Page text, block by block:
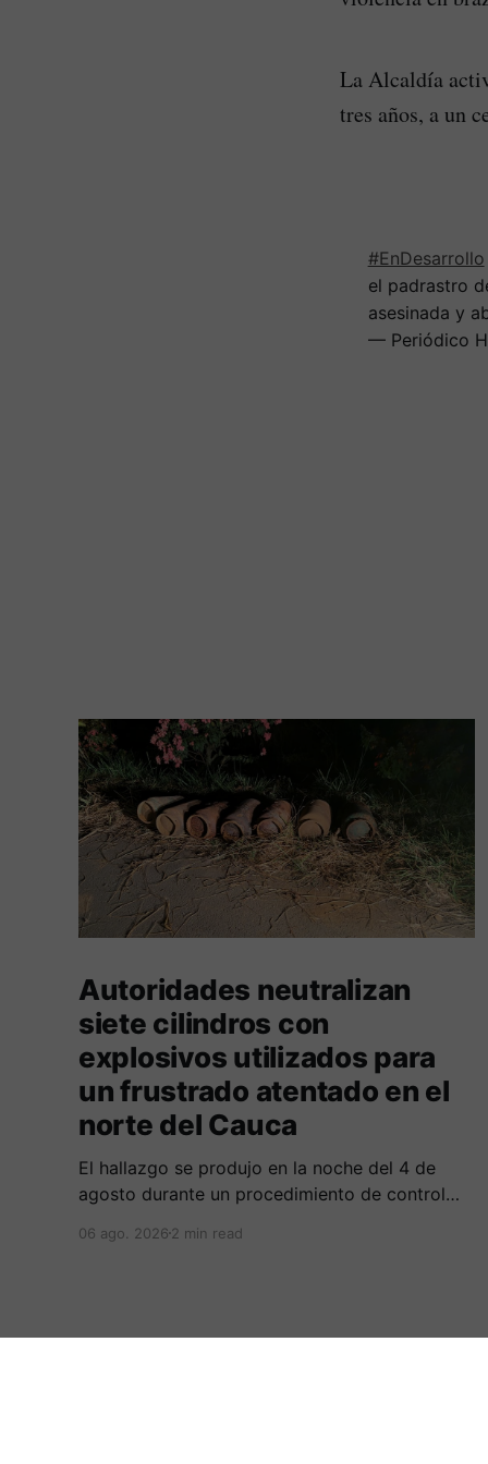
La Alcaldía
tres años, a un
#EnDesarrollo
el padrastro
asesinada y
— Periódico
Autoridades neutralizan
siete cilindros con
explosivos utilizados para
un frustrado atentado en el
norte del Cauca
El hallazgo se produjo en la noche del 4 de
agosto durante un procedimiento de control
peaje de Villa Rica.
06 ago. 2026 2 min read